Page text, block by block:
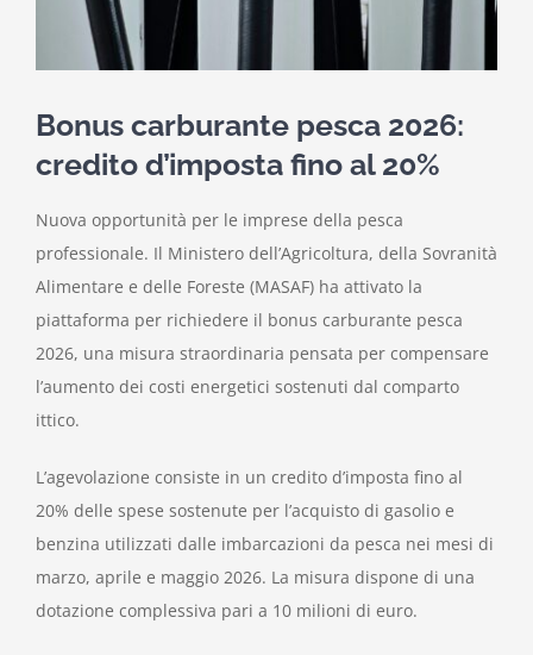
Bonus carburante pesca 2026:
credito d’imposta fino al 20%
Nuova opportunità per le imprese della pesca
professionale. Il Ministero dell’Agricoltura, della Sovranità
Alimentare e delle Foreste (MASAF) ha attivato la
piattaforma per richiedere il bonus carburante pesca
2026, una misura straordinaria pensata per compensare
l’aumento dei costi energetici sostenuti dal comparto
ittico.
L’agevolazione consiste in un credito d’imposta fino al
20% delle spese sostenute per l’acquisto di gasolio e
benzina utilizzati dalle imbarcazioni da pesca nei mesi di
marzo, aprile e maggio 2026. La misura dispone di una
dotazione complessiva pari a 10 milioni di euro.